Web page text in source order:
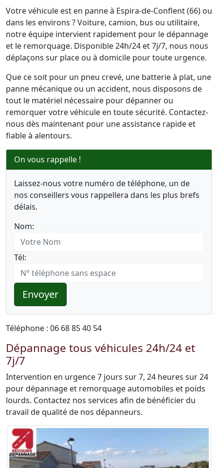
Votre véhicule est en panne à Espira-de-Conflent (66) ou
dans les environs ? Voiture, camion, bus ou utilitaire,
notre équipe intervient rapidement pour le dépannage
et le remorquage. Disponible 24h/24 et 7j/7, nous nous
déplaçons sur place ou à domicile pour toute urgence.
Que ce soit pour un pneu crevé, une batterie à plat, une
panne mécanique ou un accident, nous disposons de
tout le matériel nécessaire pour dépanner ou
remorquer votre véhicule en toute sécurité. Contactez-
nous dès maintenant pour une assistance rapide et
fiable à alentours.
On vous rappelle !
Laissez-nous votre numéro de téléphone, un de
nos conseillers vous rappellera dans les plus brefs
délais.
Nom:
Tél:
Envoyer
Téléphone : 06 68 85 40 54
Dépannage tous véhicules 24h/24 et
7j/7
Intervention en urgence 7 jours sur 7, 24 heures sur 24
pour dépannage et remorquage automobiles et poids
lourds. Contactez nos services afin de bénéficier du
travail de qualité de nos dépanneurs.